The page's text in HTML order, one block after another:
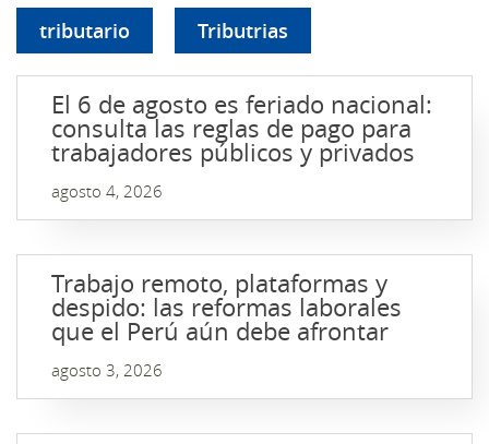
tributario Tributrias
El 6 de agosto es feriado nacional:
consulta las reglas de pago para
trabajadores públicos y privados
agosto 4, 2026
Trabajo remoto, plataformas y
despido: las reformas laborales
que el Perú aún debe afrontar
agosto 3, 2026